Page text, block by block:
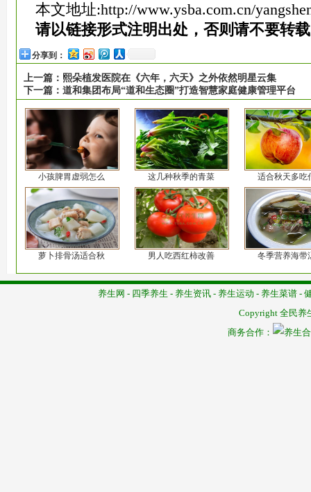
本文地址:http://www.ysba.com.cn/
请以链接形式注明出处，否则请不要转
分享到：
上一篇： 熙朵植发医院在《六年，六天》之外依然明星云集
下一篇： 道和集团布局“道和生态圈”打造智慧家庭健康管理平台
小孩脾胃虚弱怎么 这几种秋季的青菜 适合秋天多吃
萝卜排骨汤适合秋 男人吃西红柿改善 冬季营养海带
养生网 - 四季养生 - 养生资讯 - 养生运动 - 养生菜谱 -
Copyright 全民养
商务合作：